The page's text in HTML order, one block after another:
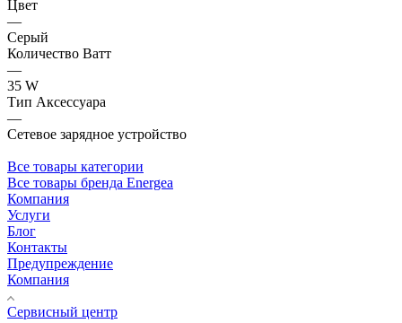
Цвет
—
Серый
Количество Ватт
—
35 W
Тип Аксессуара
—
Сетевое зарядное устройство
Все товары категории
Все товары бренда Energea
Компания
Услуги
Блог
Контакты
Предупреждение
Компания
Сервисный центр